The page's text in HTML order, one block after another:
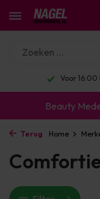
Voor
Beauty
Terug Home